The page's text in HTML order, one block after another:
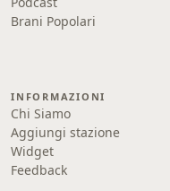
Brani Popolari
INFORMAZIONI
Chi Siamo
Aggiungi stazione
Widget
Feedback